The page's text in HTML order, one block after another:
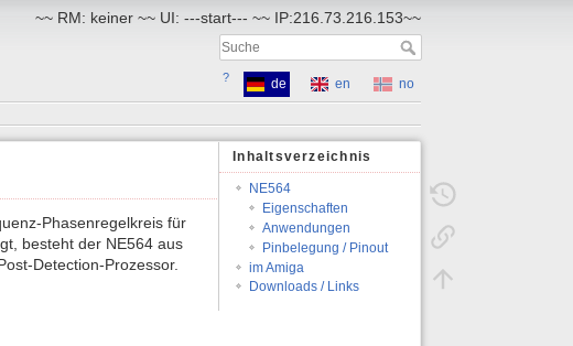
~~ RM: keiner ~~ UI: ---start--- ~~ IP:216.73.216.153~~
? de en
no
Inhaltsverzeichnis
NE564
Eigenschaften
Anwendungen
Pinbelegung / Pinout
im Amiga
Downloads / Links
Phasenregelkreis für
besteht der NE564 aus
Detection-Prozessor.